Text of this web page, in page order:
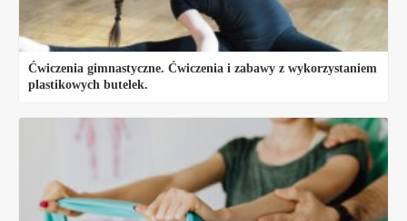
Ćwiczenia gimnastyczne. Ćwiczenia i zabawy z wykorzystaniem
plastikowych butelek.